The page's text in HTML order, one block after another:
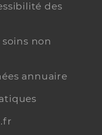
des
non
annuaire